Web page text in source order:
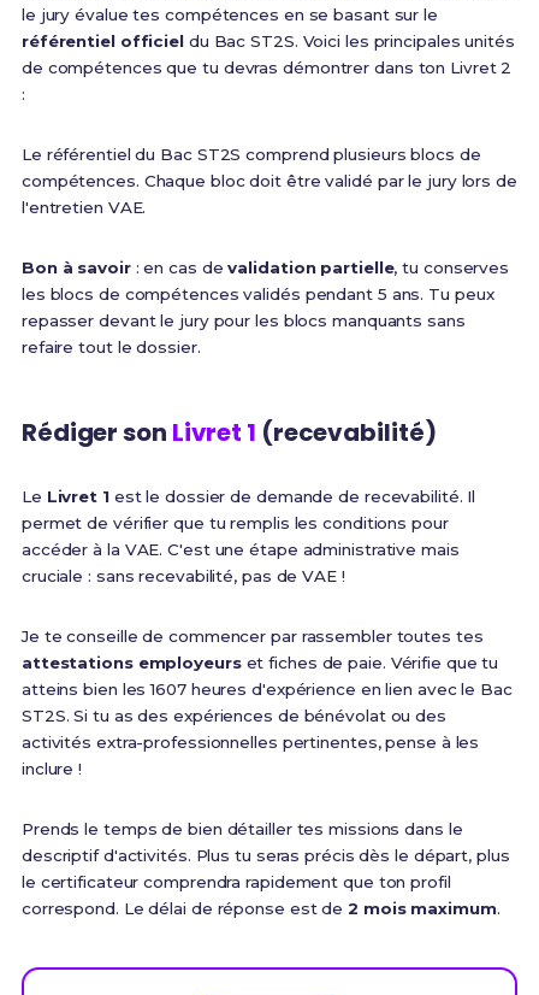
le jury évalue tes compétences en se basant sur le
référentiel officieldu Bac ST2S. Voici les principales unités
de compétences que tu devras démontrer dans ton Livret 2
:
Le référentiel du Bac ST2S comprend plusieurs blocs de
compétences. Chaque bloc doit être validé par le jury lors de
l'entretien VAE.
Bon à savoir: en cas devalidation partielle, tu conserves
les blocs de compétences validés pendant 5 ans. Tu peux
repasser devant le jury pour les blocs manquants sans
refaire tout le dossier.
Rédiger son Livret 1 (recevabilité)
Le Livret 1est le dossier de demande de recevabilité. Il
permet de vérifier que tu remplis les conditions pour
accéder à la VAE. C'est une étape administrative mais
cruciale : sans recevabilité, pas de VAE !
Je te conseille de commencer par rassembler toutes tes
attestations employeurset fiches de paie. Vérifie que tu
atteins bien les 1607 heures d'expérience en lien avec le Bac
ST2S. Si tu as des expériences de bénévolat ou des
activités extra-professionnelles pertinentes, pense à les
inclure !
Prends le temps de bien détailler tes missions dans le
descriptif d'activités. Plus tu seras précis dès le départ, plus
le certificateur comprendra rapidement que ton profil
correspond. Le délai de réponse est de2 mois maximum.